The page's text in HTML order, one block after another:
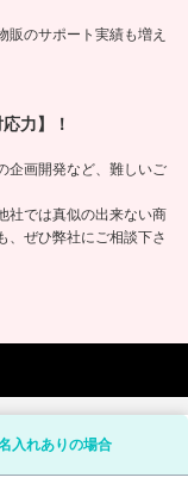
販のサポート実績も増え
力】！
企画開発など、難しいご
社では真似の出来ない商
、ぜひ弊社にご相談下さ
入れありの場合